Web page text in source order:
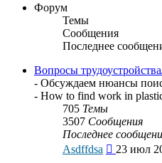
Форум
Темы
Сообщения
Последнее
Вопросы
- Обсуждаем нюансы
- How to find work in
705 Темы
3507 Сообщения
Последнее
Asdffdsa
Перейти
23 июл